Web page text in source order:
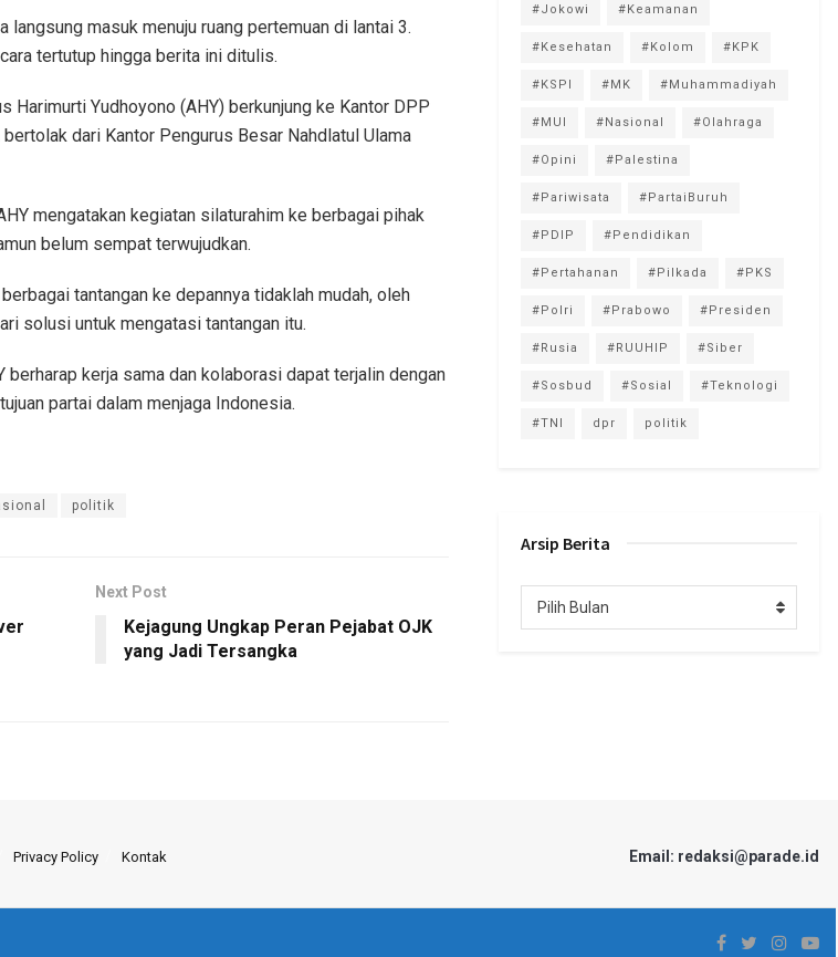
langsung masuk menuju ruang pertemuan di lantai 3.
tertutup hingga berita ini ditulis.
Harimurti Yudhoyono (AHY) berkunjung ke Kantor DPP
dari Kantor Pengurus Besar Nahdlatul Ulama
mengatakan kegiatan silaturahim ke berbagai pihak
belum sempat terwujudkan.
tantangan ke depannya tidaklah mudah, oleh
solusi untuk mengatasi tantangan itu.
berharap kerja sama dan kolaborasi dapat terjalin dengan
partai dalam menjaga Indonesia.
politik
Next Post
Kejagung Ungkap Peran Pejabat OJK
yang Jadi Tersangka
#Jokowi #Keamanan
#Kesehatan #Kolom #KPK
#KSPI #MK #Muhammadiyah
#MUI #Nasional #Olahraga
#Opini #Palestina
#Pariwisata #PartaiBuruh
#PDIP #Pendidikan
#Pertahanan #Pilkada #PKS
#Polri #Prabowo #Presiden
#Rusia #RUUHIP #Siber
#Sosbud #Sosial #Teknologi
#TNI dpr politik
Arsip Berita
Pilih Bulan
Privacy Policy Kontak Email: redaksi@parade.id